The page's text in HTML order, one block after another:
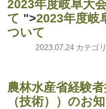
2023年度岐阜大
て ">2023年度岐
ついて
2023.07.24 カテゴリ
農林水産省経験
（技術））のお